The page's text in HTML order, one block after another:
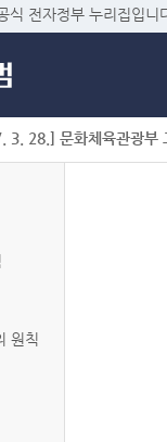
식 전자정부 누리집입니
3. 28.] 문화체육관광
원칙